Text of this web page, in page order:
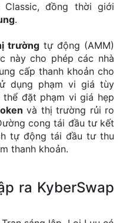
Classic, đồng thời giới
.
trường tự động (AMM)
này cho phép các nhà
cấp thanh khoản cho
dụng phạm vi giá tùy
đặt phạm vi giá hẹp
và thị trường rủi ro
cong tái đầu tư kết
tự động tái đầu tư thu
thanh khoản.
ra KyberSwap